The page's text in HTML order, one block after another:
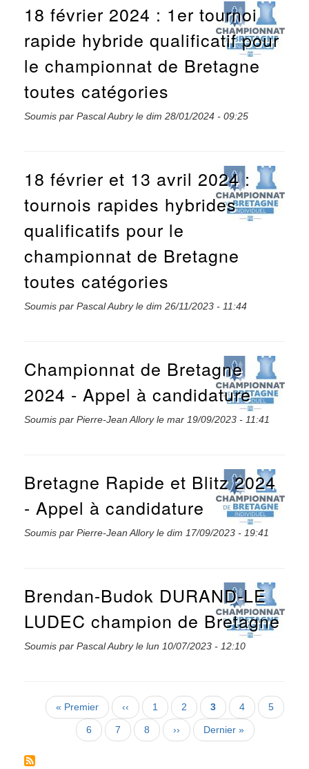
18 février 2024 : 1er tournoi
rapide hybride qualificatif pour
le championnat de Bretagne
toutes catégories
Soumis par Pascal Aubryle dim 28/01/2024 - 09:25
18 février et 13 avril 2024 :
tournois rapides hybrides
qualificatifs pour le
championnat de Bretagne
toutes catégories
Soumis par Pascal Aubryle dim 26/11/2023 - 11:44
Championnat de Bretagne
2024 - Appel à candidature
Soumis par Pierre-Jean Alloryle mar 19/09/2023 - 11:41
Bretagne Rapide et Blitz 2024
- Appel à candidature
Soumis par Pierre-Jean Alloryle dim 17/09/2023 - 19:41
Brendan-Budok DURAND-LE
LUDEC champion de Bretagne
Soumis par Pascal Aubryle lun 10/07/2023 - 12:10
Pagination
Première
page
« Premier
Page
précédente
‹‹ Page
1 Page
2
Page
courante
3 Page
4 Page
5
Page
6 Page
7 Page
8
Page
suivante
››
Dernière
page
Dernier »